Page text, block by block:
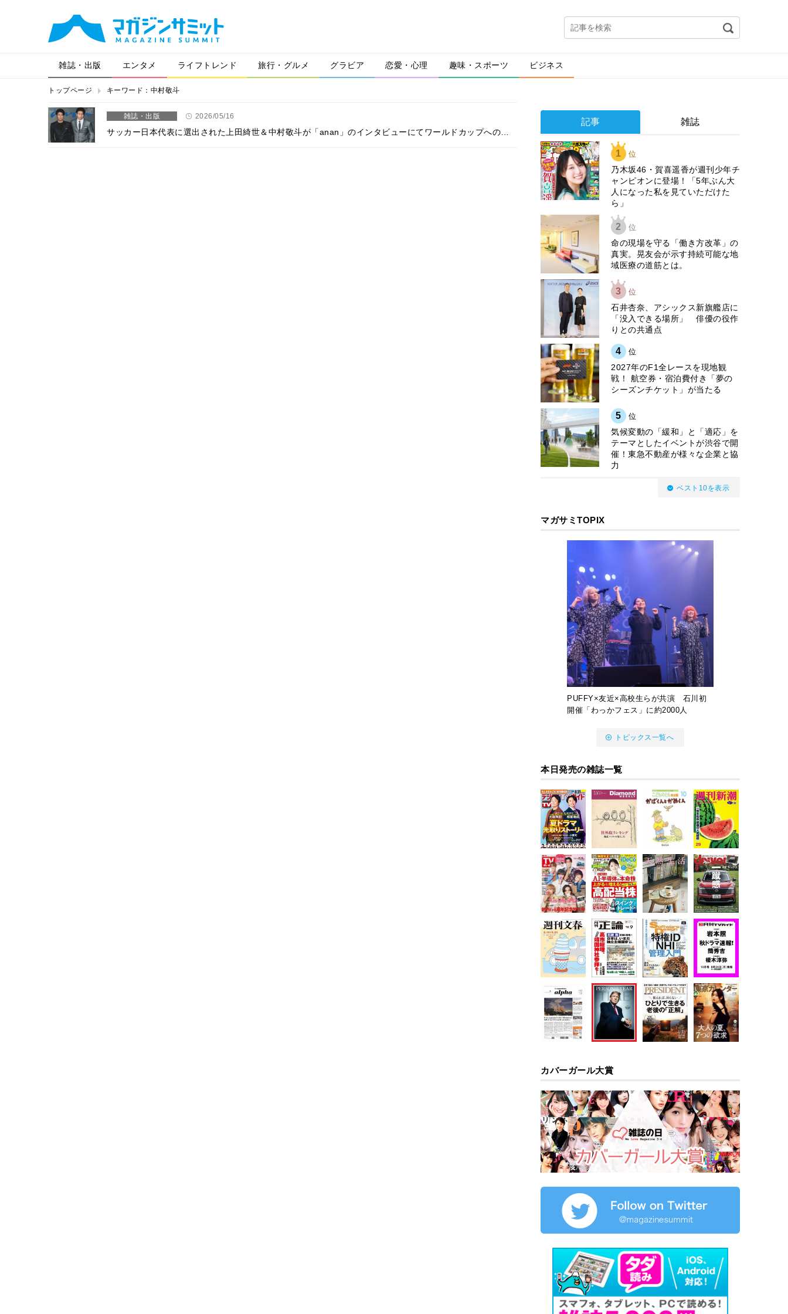
雑誌・出版 エンタメ ライフトレンド 旅行・グルメ グラビア 恋愛・心理 趣味・スポーツ ビジネス
トップページ キーワード：中村敬斗
雑誌・出版 2026/05/16
サッカー日本代表に選出された上田綺世＆中村敬斗が「anan」のインタビューにてワールドカップへの…
記事 雑誌
1 位
乃木坂46・賀喜遥香が週刊少年チ
ャンピオンに登場！「5年ぶん大
人になった私を見ていただけた
ら」
2 位
​命の現場を守る「働き方改革」の
真実。晃友会が示す持続可能な地
域医療の道筋とは。
3 位
石井杏奈、アシックス新旗艦店に
「没入できる場所」 俳優の役作
りとの共通点
4 位
2027年のF1全レースを現地観
戦！ 航空券・宿泊費付き「夢の
シーズンチケット」が当たる
5 位
気候変動の「緩和」と「適応」を
テーマとしたイベントが渋谷で開
催！東急不動産が様々な企業と協
力
ベスト10を表示
マガサミTOPIX
PUFFY×友近×高校生らが共演 石川初
開催「わっかフェス」に約2000人
トピックス一覧へ
本日発売の雑誌一覧
カバーガール大賞